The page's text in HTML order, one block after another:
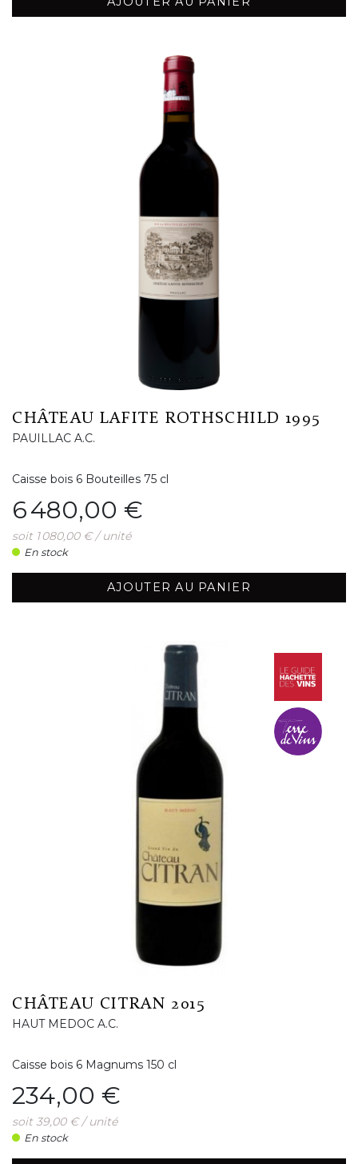
CHÂTEAU LAFITE ROTHSCHILD 1995
PAUILLAC A.C.
Caisse bois 6 Bouteilles 75 cl
Prix
6 480,00 €
soit 1 080,00 € / unité
En stock
AJOUTER AU PANIER
CHÂTEAU CITRAN 2015
HAUT MEDOC A.C.
Caisse bois 6 Magnums 150 cl
Prix
234,00 €
soit 39,00 € / unité
En stock